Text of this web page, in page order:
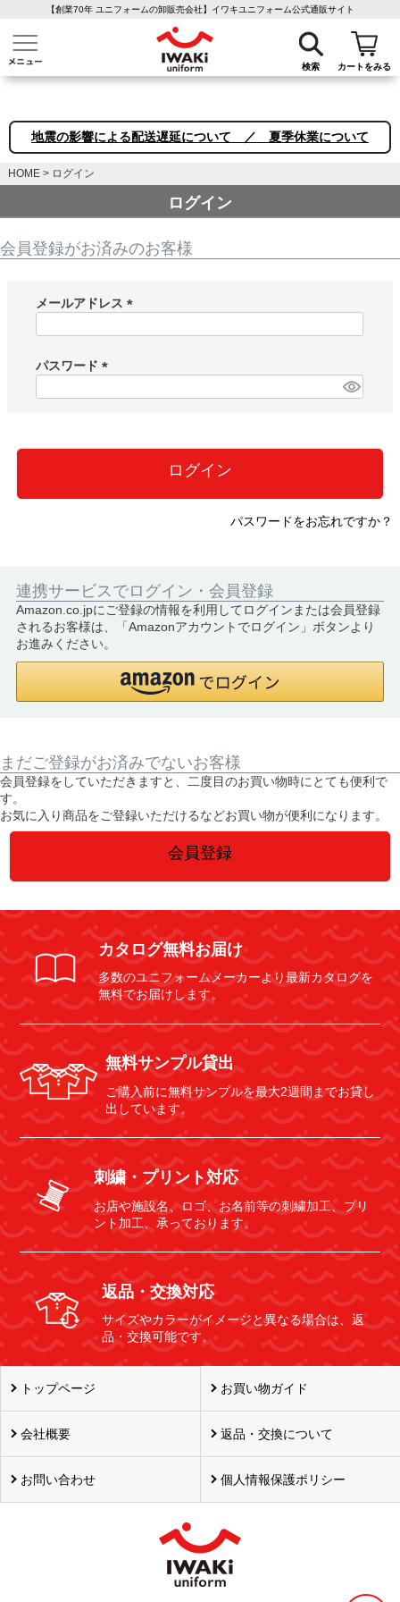
【創業70年 ユニフォームの卸販売会社】イワキユニフォーム公式通販サイト
検索 カートをみる
介護ユニフォーム 作業着・作業服 ファン付き作業着 医療白衣
地震の影響による配送遅延について ／ 夏季休業について
HOME ログイン
ログイン
会員登録がお済みのお客様
メールアドレス
必
)
パスワード
必
ログイン
パスワードをお忘れですか？
連携サービスでログイン・会員登録
Amazon.co.jpにご登録の情報を利用してログインまたは会員登録
されるお客様は、「Amazonアカウントでログイン」ボタンより
お進みください。
まだご登録がお済みでないお客様
会員登録をしていただきますと、二度目のお買い物時にとても便利で
す。
お気に入り商品をご登録いただけるなどお買い物が便利になります。
会員登録
カタログ無料お届け
多数のユニフォームメーカーより最新カタログを
無料でお届けします。
無料サンプル貸出
ご購入前に無料サンプルを最大2週間までお貸し
出しています。
刺繍・プリント対応
お店や施設名、ロゴ、お名前等の刺繍加工、プリ
ント加工、承っております。
返品・交換対応
サイズやカラーがイメージと異なる場合は、返
品・交換可能です。
トップページ お買い物ガイド
会社概要 返品・交換について
お問い合わせ 個人情報保護ポリシー